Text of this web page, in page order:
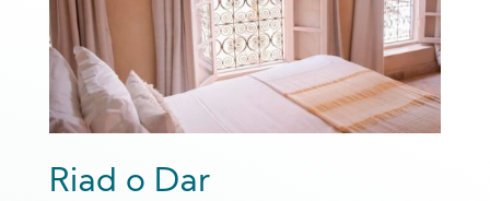
Riad o Dar